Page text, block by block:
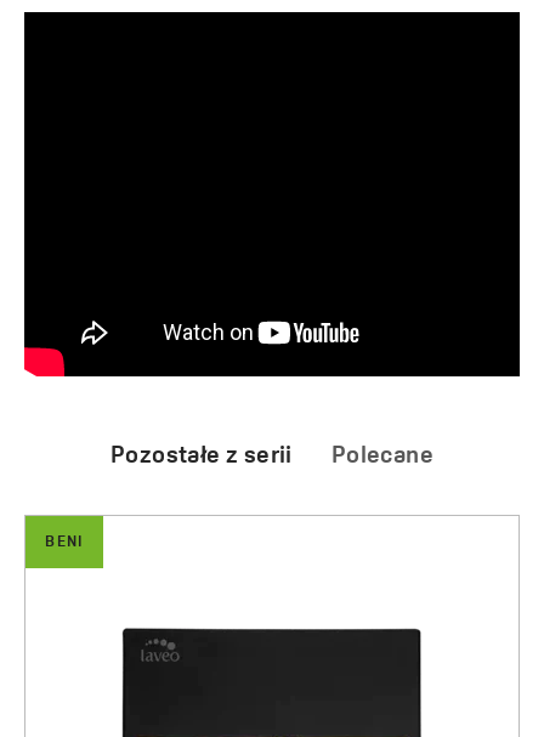
Pozostałe z serii Polecane
Beni - przycisk do stelaża
Akan - stelaż podtynkowy do zabudowy